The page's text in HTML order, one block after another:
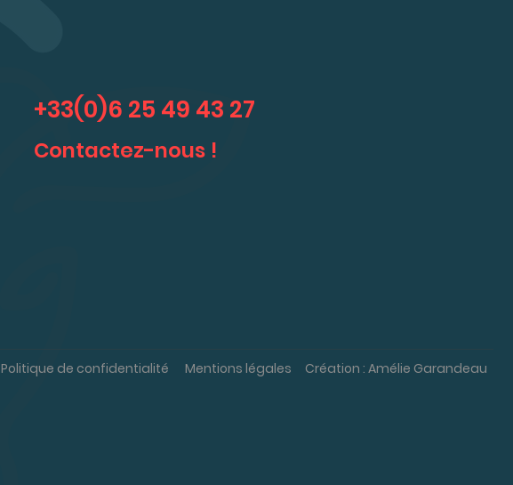
+33(0)6 25 49 43 27
Contactez-nous !
Politique de confidentialité Mentions légales Création : Amélie Garandeau